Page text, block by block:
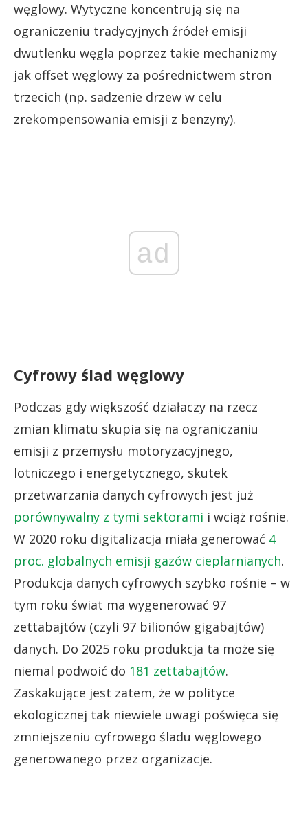
węglowy. Wytyczne koncentrują się na
ograniczeniu tradycyjnych źródeł emisji
dwutlenku węgla poprzez takie mechanizmy
jak offset węglowy za pośrednictwem stron
trzecich (np. sadzenie drzew w celu
zrekompensowania emisji z benzyny).
ad
Cyfrowy ślad węglowy
Podczas gdy większość działaczy na rzecz
zmian klimatu skupia się na ograniczaniu
emisji z przemysłu motoryzacyjnego,
lotniczego i energetycznego, skutek
przetwarzania danych cyfrowych jest już
porównywalny z tymi sektorami i wciąż rośnie.
W 2020 roku digitalizacja miała generować 4
proc. globalnych emisji gazów cieplarnianych.
Produkcja danych cyfrowych szybko rośnie – w
tym roku świat ma wygenerować 97
zettabajtów (czyli 97 bilionów gigabajtów)
danych. Do 2025 roku produkcja ta może się
niemal podwoić do 181 zettabajtów.
Zaskakujące jest zatem, że w polityce
ekologicznej tak niewiele uwagi poświęca się
zmniejszeniu cyfrowego śladu węglowego
generowanego przez organizacje.